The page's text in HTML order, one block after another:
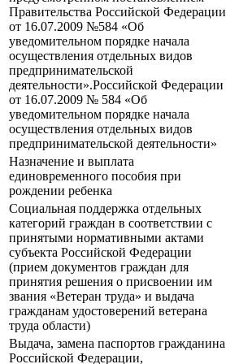
Правительства Российской Федерации
от 16.07.2009 №584 «Об
уведомительном порядке начала
осуществления отдельных видов
предпринимательской
деятельности».Российской Федерации
от 16.07.2009 № 584 «Об
уведомительном порядке начала
осуществления отдельных видов
предпринимательской деятельности»
Назначение и выплата
единовременного пособия при
рождении ребенка
Социальная поддержка отдельных
категорий граждан в соответствии с
принятыми нормативными актами
субъекта Российской Федерации
(прием документов граждан для
принятия решения о присвоении им
звания «Ветеран труда» и выдача
гражданам удостоверений ветерана
труда области)
Выдача, замена паспортов гражданина
Российской Федерации,